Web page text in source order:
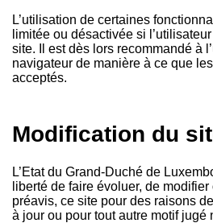
L’utilisation de certaines
limitée ou désactivée si
site. Il est dès lors recommandé à
navigateur de manière à ce que
acceptés.
Modification du
L’Etat du Grand-Duché de
liberté de faire évoluer, de
préavis, ce site pour des raisons
à jour ou pour tout autre motif jugé